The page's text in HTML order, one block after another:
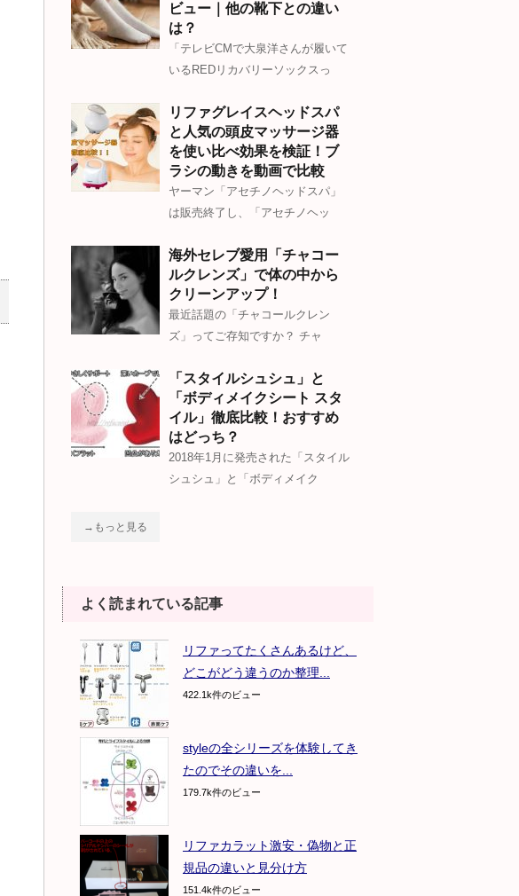
ビュー｜他の靴下との違い
は？
「テレビCMで大泉洋さんが履いて
いるREDリカバリーソックスっ
リファグレイスヘッドスパ
と人気の頭皮マッサージ器
を使い比べ効果を検証！ブ
ラシの動きを動画で比較
ヤーマン「アセチノヘッドスパ」
は販売終了し、「アセチノヘッ
海外セレブ愛用「チャコー
ルクレンズ」で体の中から
クリーンアップ！
最近話題の「チャコールクレン
ズ」ってご存知ですか？ チャ
「スタイルシュシュ」と
「ボディメイクシート スタ
イル」徹底比較！おすすめ
はどっち？
2018年1月に発売された「スタイル
シュシュ」と「ボディメイク
→もっと見る
よく読まれている記事
リファってたくさんあるけど、
どこがどう違うのか整理...
422.1k件のビュー
styleの全シリーズを体験してき
たのでその違いを...
179.7k件のビュー
リファカラット激安・偽物と正
規品の違いと見分け方
151.4k件のビュー